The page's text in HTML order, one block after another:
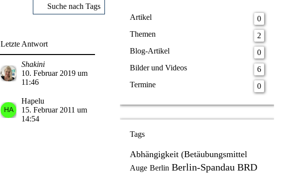
Suche nach Tags
Letzte Antwort
Shakini
10. Februar 2019 um
11:46
Hapelu
15. Februar 2011 um
14:54
Artikel
0
Themen
2
Blog-Artikel
0
Bilder und Videos
6
Termine
0
Tags
Abhängigkeit (Betäubungsmittel
Auge Berlin Berlin-Spandau BRD